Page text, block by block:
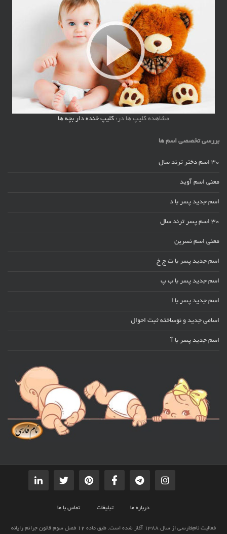
مشاهده کلیپ ها در: کلیپ خنده دار بچه ها
بررسی تخصصی اسم ها
30 اسم دختر ترند سال
معنی اسم آوید
اسم جدید پسر با د
30 اسم پسر ترند سال
معنی اسم نسرین
اسم جدید پسر با ت ج خ
اسم جدید پسر با ب پ
اسم جدید پسر با ا
اسامی جدید و نوساخته ثبت احوال
اسم جدید پسر با آ
درباره ما تبلیغات تماس با ما
فعالیت نام‌فارسی از سال 1388 آغاز شده است. طبق ماده 12 فصل سوم قانون جرائم رایانه